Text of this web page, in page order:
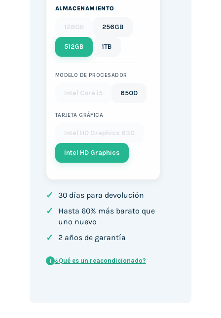
ALMACENAMIENTO
128GB 256GB
512GB 1TB
MODELO DE PROCESADOR
Intel Core i5 6500
TARJETA GRÁFICA
Intel HD Graphics 630
Intel HD Graphics
✓ 30 días para devolución
✓
Hasta 60% más barato que
uno nuevo
✓ 2 años de garantía
i ¿Qué es un reacondicionado?